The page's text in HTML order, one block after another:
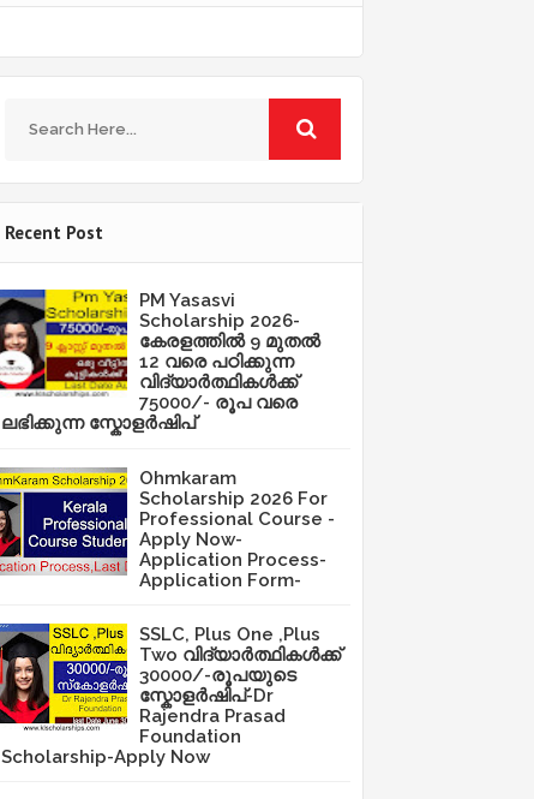
Recent Post
PM Yasasvi
Scholarship 2026-
കേരളത്തിൽ 9 മുതൽ
12 വരെ പഠിക്കുന്ന
വിദ്യാർത്ഥികൾക്ക്
75000/- രൂപ വരെ
ലഭിക്കുന്ന സ്കോളർഷിപ്
Ohmkaram
Scholarship 2026 For
Professional Course -
Apply Now-
Application Process-
Application Form-
SSLC, Plus One ,Plus
Two വിദ്യാർത്ഥികൾക്ക്
30000/-രൂപയുടെ
സ്കോളർഷിപ്-Dr
Rajendra Prasad
Foundation
Scholarship-Apply Now